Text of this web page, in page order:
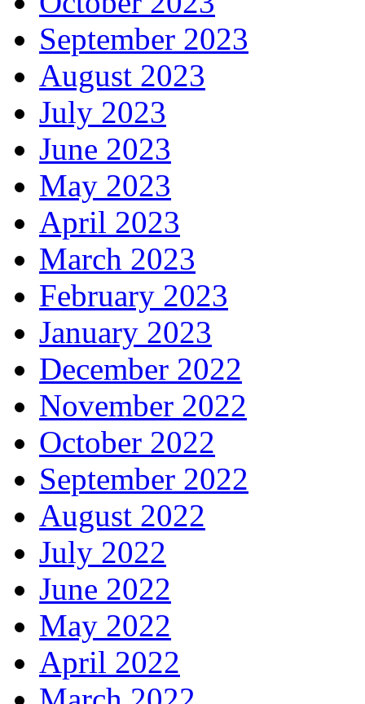
September 2023
August 2023
July 2023
June 2023
May 2023
April 2023
March 2023
February 2023
January 2023
December 2022
November 2022
October 2022
September 2022
August 2022
July 2022
June 2022
May 2022
April 2022